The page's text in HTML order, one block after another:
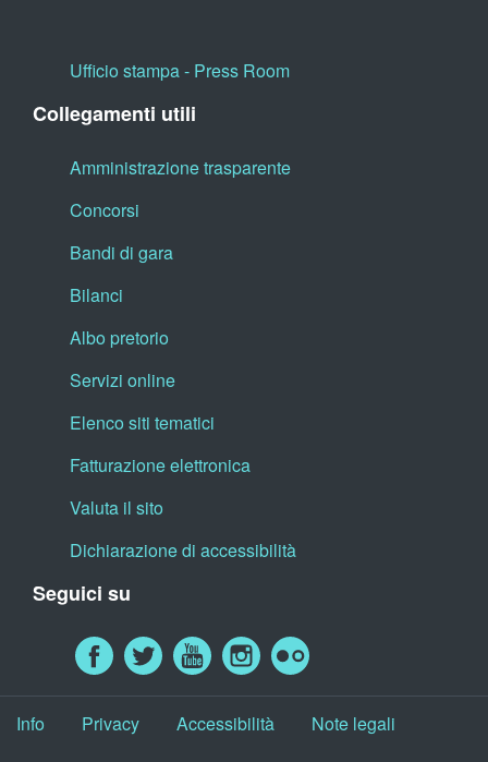
Ufficio stampa - Press Room
Collegamenti utili
Amministrazione trasparente
Concorsi
Bandi di gara
Bilanci
Albo pretorio
Servizi online
Elenco siti tematici
Fatturazione elettronica
Valuta il sito
Dichiarazione di accessibilità
Seguici su
Info Privacy Accessibilità Note legali